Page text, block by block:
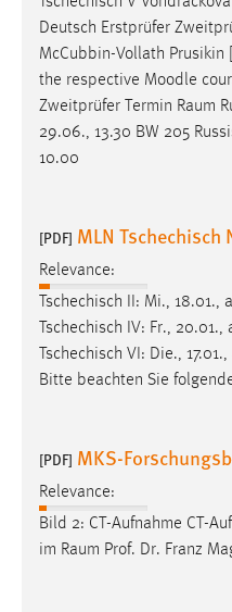
Deutsch Erstprüfer
McCubbin-Vollath Prusikin
the respective Moodle
Zweitprüfer Termin Raum
29.06., 13.30 BW 205
10.00
[PDF] MLN Tschechisch
Relevance:
Tschechisch II: Mi., 18.01.,
Tschechisch IV: Fr., 20.01.,
Tschechisch VI: Die.,
Bitte beachten Sie
[PDF] MKS-
Relevance:
Bild 2: CT-Aufnahme CT-
im Raum Prof. Dr. Franz